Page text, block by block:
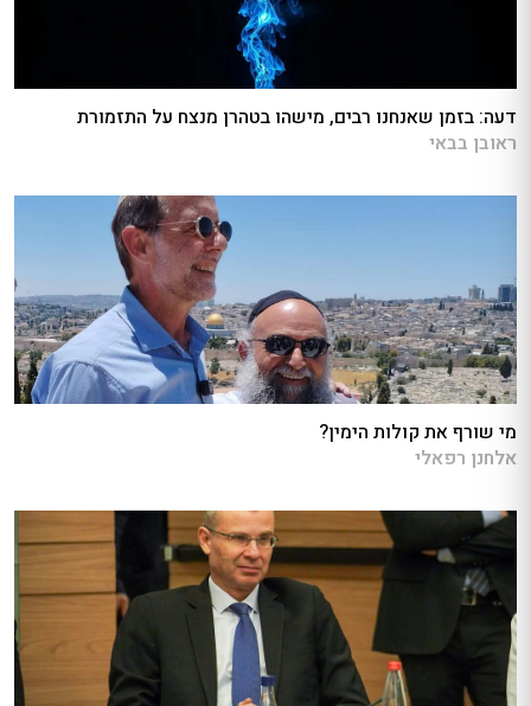
דעה: בזמן שאנחנו רבים, מישהו בטהרן מנצח על התזמורת
ראובן בבאי
מי שורף את קולות הימין?
אלחנן רפאלי